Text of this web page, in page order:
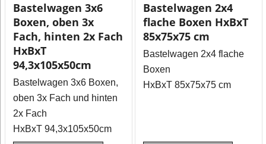
Bastelwagen 3x6
Boxen, oben 3x
Fach, hinten 2x Fach
HxBxT
94,3x105x50cm
Bastelwagen 3x6 Boxen,
oben 3x Fach und hinten
2x Fach
HxBxT 94,3x105x50cm
Bastelwagen 2x4
flache Boxen HxBxT
85x75x75 cm
Bastelwagen 2x4 flache
Boxen
HxBxT 85x75x75 cm